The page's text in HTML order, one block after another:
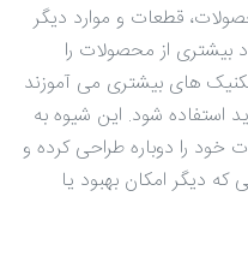
قطعات و موارد دیگر
بیشتری از محصولات را
های بیشتری می آموزند
استفاده شود. این شیوه به
را دوباره طراحی کرده و
که دیگر امکان بهبود یا